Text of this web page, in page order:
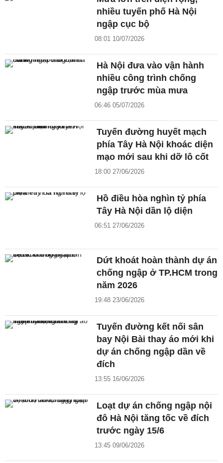
nhiều tuyến phố Hà Nội
ngập cục bộ
08:01 10/07/2026
Hà Nội đưa vào vận hành
nhiều công trình chống
ngập trước mùa mưa
06:46 05/07/2026
Tuyến đường huyết mạch
phía Tây Hà Nội khoác diện
mạo mới sau khi dỡ lô cốt
18:00 27/06/2026
Hồ điều hòa nghìn tỷ phía
Tây Hà Nội dần lộ diện
06:51 27/06/2026
Dứt khoát hoàn thành dự án
chống ngập ở TP.HCM trong
năm 2026
19:48 23/06/2026
Tuyến đường kết nối sân
bay Nội Bài thay áo mới khi
dự án chống ngập dần về
đích
13:55 16/06/2026
Loạt dự án chống ngập nội
đô Hà Nội tăng tốc về đích
trước ngày 15/6
13:45 09/06/2026